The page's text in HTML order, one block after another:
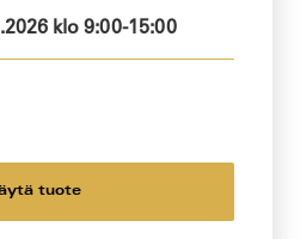
klo 9:00-15:00
tuote